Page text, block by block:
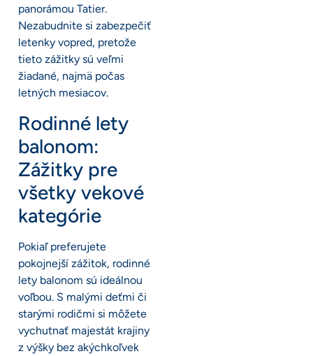
panorámou Tatier.
Nezabudnite si zabezpečiť
letenky vopred, pretože
tieto zážitky sú veľmi
žiadané, najmä počas
letných mesiacov.
Rodinné lety
balonom:
Zážitky pre
všetky vekové
kategórie
Pokiaľ preferujete
pokojnejší zážitok, rodinné
lety balonom sú ideálnou
voľbou. S malými deťmi či
starými rodičmi si môžete
vychutnať majestát krajiny
z výšky bez akýchkoľvek